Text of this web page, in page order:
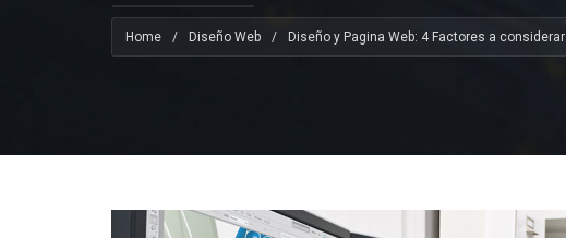
Home / Diseño Web / Diseño y Pagina Web: 4 Factores a considerar